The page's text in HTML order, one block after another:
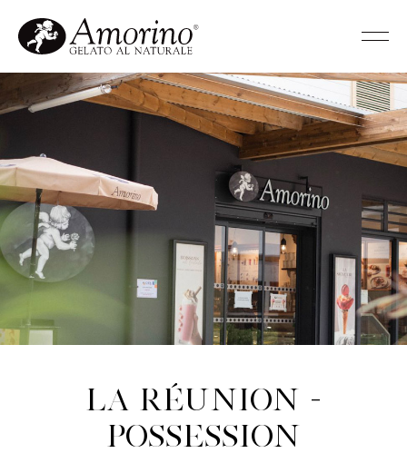
La Réunion -
Possession